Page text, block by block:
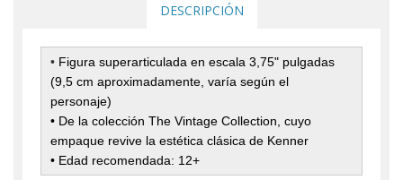
DESCRIPCIÓN
• Figura superarticulada en escala 3,75" pulgadas
(9,5 cm aproximadamente, varía según el
personaje)
• De la colección The Vintage Collection, cuyo
empaque revive la estética clásica de Kenner
• Edad recomendada: 12+